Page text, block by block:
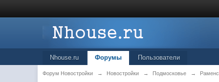
Nhouse.ru Форумы Пользователи
Форум Новостройки → Новостройки → Подмосковье →